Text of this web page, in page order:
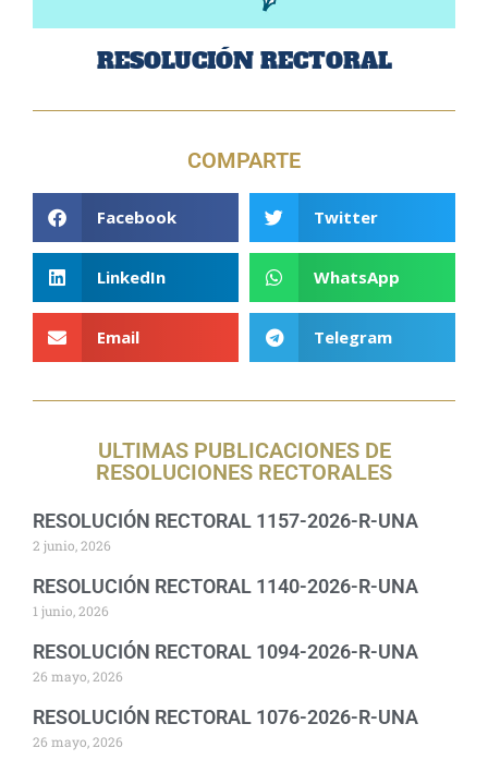
RESOLUCIÓN RECTORAL
COMPARTE
Facebook Twitter
LinkedIn WhatsApp
Email Telegram
ULTIMAS PUBLICACIONES DE
RESOLUCIONES RECTORALES
RESOLUCIÓN RECTORAL 1157-2026-R-UNA
2 junio, 2026
RESOLUCIÓN RECTORAL 1140-2026-R-UNA
1 junio, 2026
RESOLUCIÓN RECTORAL 1094-2026-R-UNA
26 mayo, 2026
RESOLUCIÓN RECTORAL 1076-2026-R-UNA
26 mayo, 2026